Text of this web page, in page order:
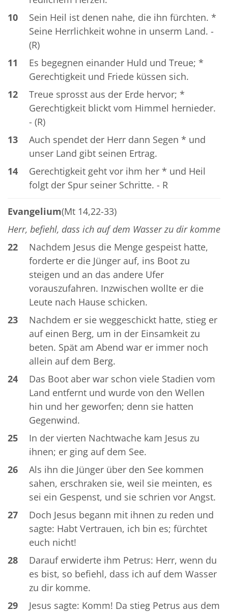
10
Sein Heil ist denen nahe, die ihn fürchten. *
Seine Herrlichkeit wohne in unserm Land. -
(R)
11
Es begegnen einander Huld und Treue; *
Gerechtigkeit und Friede küssen sich.
12
Treue sprosst aus der Erde hervor; *
Gerechtigkeit blickt vom Himmel hernieder.
- (R)
13
Auch spendet der Herr dann Segen * und
unser Land gibt seinen Ertrag.
14
Gerechtigkeit geht vor ihm her * und Heil
folgt der Spur seiner Schritte. - R
Evangelium(Mt 14,22-33)
Herr, befiehl, dass ich auf dem Wasser zu dir komme
22
Nachdem Jesus die Menge gespeist hatte,
forderte er die Jünger auf, ins Boot zu
steigen und an das andere Ufer
vorauszufahren. Inzwischen wollte er die
Leute nach Hause schicken.
23
Nachdem er sie weggeschickt hatte, stieg er
auf einen Berg, um in der Einsamkeit zu
beten. Spät am Abend war er immer noch
allein auf dem Berg.
24
Das Boot aber war schon viele Stadien vom
Land entfernt und wurde von den Wellen
hin und her geworfen; denn sie hatten
Gegenwind.
25
In der vierten Nachtwache kam Jesus zu
ihnen; er ging auf dem See.
26
Als ihn die Jünger über den See kommen
sahen, erschraken sie, weil sie meinten, es
sei ein Gespenst, und sie schrien vor Angst.
27
Doch Jesus begann mit ihnen zu reden und
sagte: Habt Vertrauen, ich bin es; fürchtet
euch nicht!
28
Darauf erwiderte ihm Petrus: Herr, wenn du
es bist, so befiehl, dass ich auf dem Wasser
zu dir komme.
29
Jesus sagte: Komm! Da stieg Petrus aus dem